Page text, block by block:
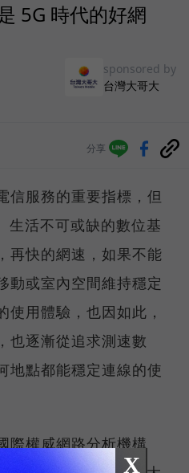
5G 時代的好網
sponsored by
台灣大哥大
分享
信服務的重要指標，但
生活不可或缺的數位基
再快的網速，如果不能
動或室內空間維持穩定
用體驗，也因如此，
也逐漸從追求測速數
地點都能穩定連線的使
際權威網路分析機構
X